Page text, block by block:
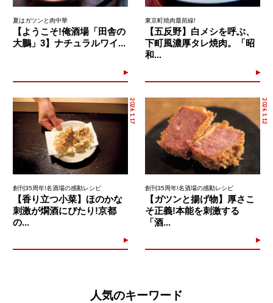
夏はガツンと肉中華
【ようこそ!俺酒場「田舎の
大鵬」3】ナチュラルワイ...
東京町焼肉最前線!
【五反野】白メシを呼ぶ、
下町風濃厚タレ焼肉。「昭
和...
2026.1.17
創刊35周年!名酒場の感動レシピ
【香り立つ小菜】ほのかな
刺激が燗酒にぴたり!京都
の...
2026.1.12
創刊35周年!名酒場の感動レシピ
【ガツンと揚げ物】厚さこ
そ正義!本能を刺激する
「酒...
人気のキーワード